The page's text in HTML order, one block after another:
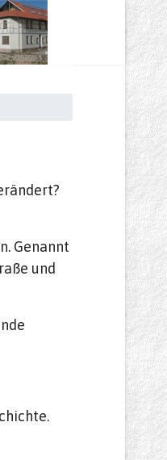
Genannt
und